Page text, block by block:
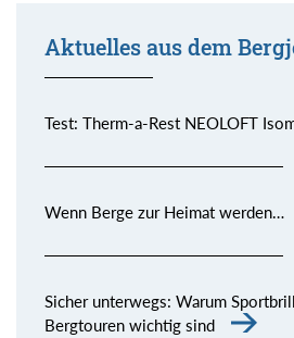
Aktuelles aus dem
Test: Therm-a-Rest NEOLOFT
Wenn Berge zur Heimat werden…
Sicher unterwegs: Warum
Bergtouren wichtig sind